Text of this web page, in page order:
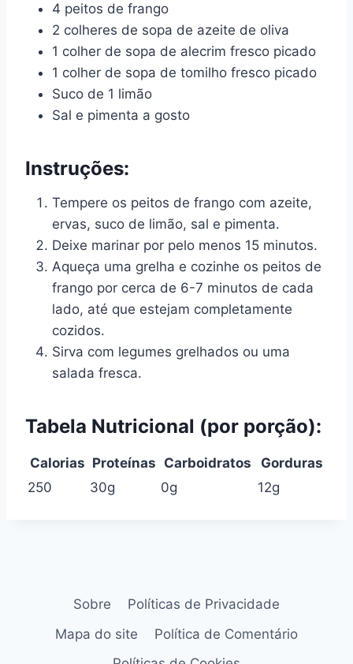
4 peitos de frango
2 colheres de sopa de azeite de oliva
1 colher de sopa de alecrim fresco picado
1 colher de sopa de tomilho fresco picado
Suco de 1 limão
Sal e pimenta a gosto
Instruções:
Tempere os peitos de frango com azeite,
ervas, suco de limão, sal e pimenta.
Deixe marinar por pelo menos 15 minutos.
Aqueça uma grelha e cozinhe os peitos de
frango por cerca de 6-7 minutos de cada
lado, até que estejam completamente
cozidos.
Sirva com legumes grelhados ou uma
salada fresca.
Tabela Nutricional (por porção):
Calorias Proteínas Carboidratos
Gorduras
250
30g 0g 12g
Sobre
Políticas de Privacidade
Mapa do site
Política de Comentário